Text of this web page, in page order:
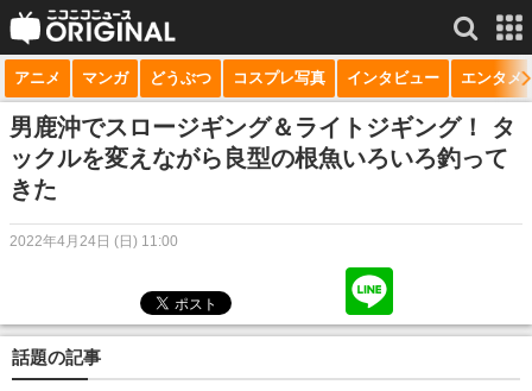
サービス一覧 もっと見る
niconico
動画
生放送
マンガ
アニメ マンガ どうぶつ コスプレ写真 インタビュー エンタメ
男鹿沖でスロージギング＆ライトジギング！ タ
ックルを変えながら良型の根魚いろいろ釣って
きた
2022年4月24日 (日) 11:00
話題の記事